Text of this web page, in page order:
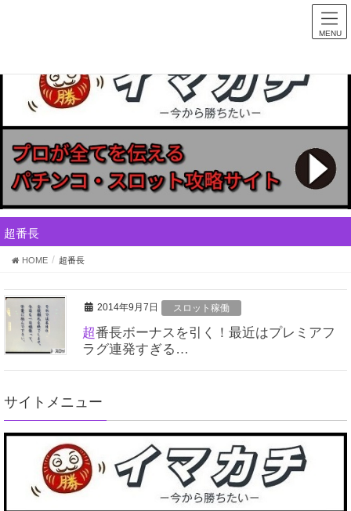
MENU
超番長
HOME 超番長
2014年9月7日 スロット稼働
超番長ボーナスを引く！最近はプレミアフ
ラグ連発すぎる…
サイトメニュー